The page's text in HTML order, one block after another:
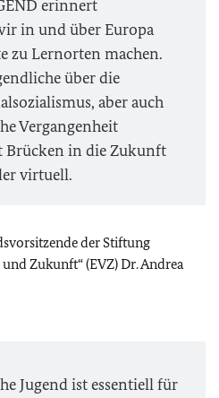
erinnert
in und über Europa
zu Lernorten machen.
über die
aber auch
Vergangenheit
Brücken in die Zukunft
virtuell.
der Stiftung
Zukunft“ (EVZ) Dr. Andrea
Jugend ist essentiell für